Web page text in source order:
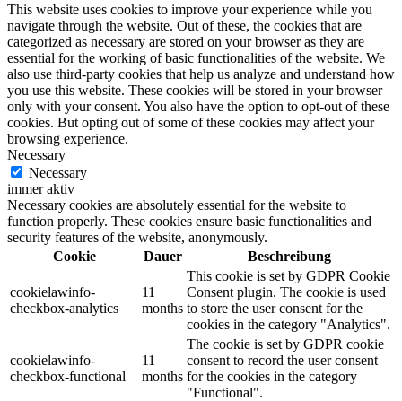
This website uses cookies to improve your experience while you
navigate through the website. Out of these, the cookies that are
categorized as necessary are stored on your browser as they are
essential for the working of basic functionalities of the website. We
also use third-party cookies that help us analyze and understand how
you use this website. These cookies will be stored in your browser
only with your consent. You also have the option to opt-out of these
cookies. But opting out of some of these cookies may affect your
browsing experience.
Necessary
Necessary
immer aktiv
Necessary cookies are absolutely essential for the website to
function properly. These cookies ensure basic functionalities and
security features of the website, anonymously.
Cookie
Dauer Beschreibung
cookielawinfo-
checkbox-analytics
11
months
This cookie is set by GDPR Cookie
Consent plugin. The cookie is used
to store the user consent for the
cookies in the category "Analytics".
cookielawinfo-
checkbox-functional
11
months
The cookie is set by GDPR cookie
consent to record the user consent
for the cookies in the category
"Functional".